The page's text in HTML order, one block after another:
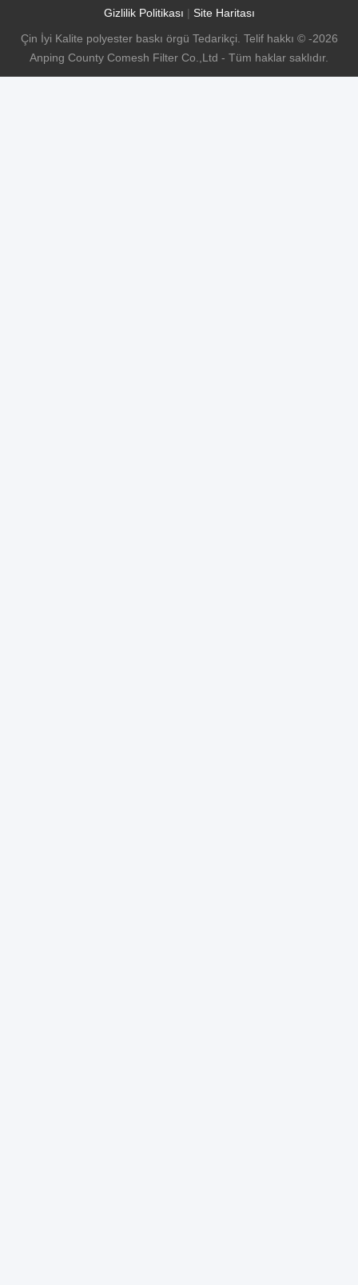
Gizlilik Politikası | Site Haritası
Çin İyi Kalite polyester baskı örgü Tedarikçi. Telif hakkı © -2026
Anping County Comesh Filter Co.,Ltd - Tüm haklar saklıdır.